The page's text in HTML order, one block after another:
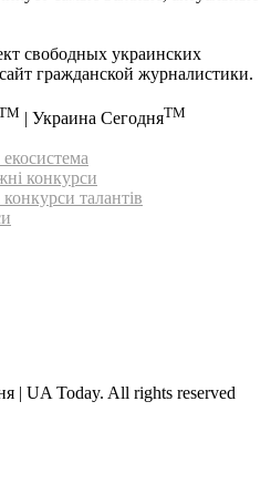
свободных украинских
гражданской журналистики.
| Украина СегодняTM
конкурси
талантів
| UA Today. All rights reserved